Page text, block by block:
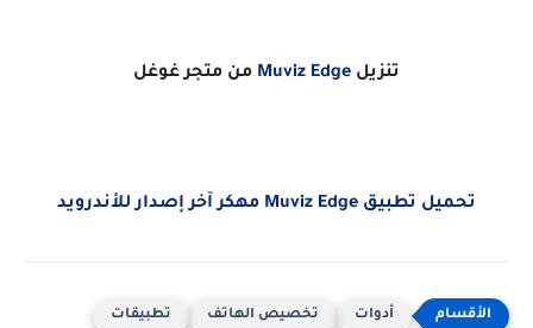
تنزيل Muviz Edge من متجر غوغل
تحميل تطبيق Muviz Edge مهكر آخر إصدار للأندرويد
أدوات تخصيص الهاتف تطبيقات